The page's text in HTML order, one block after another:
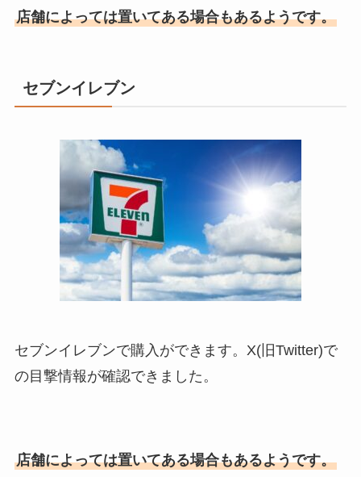
店舗によっては置いてある場合もあるようです。
セブンイレブン
セブンイレブンで購入ができます。X(旧Twitter)で
の目撃情報が確認できました。
店舗によっては置いてある場合もあるようです。